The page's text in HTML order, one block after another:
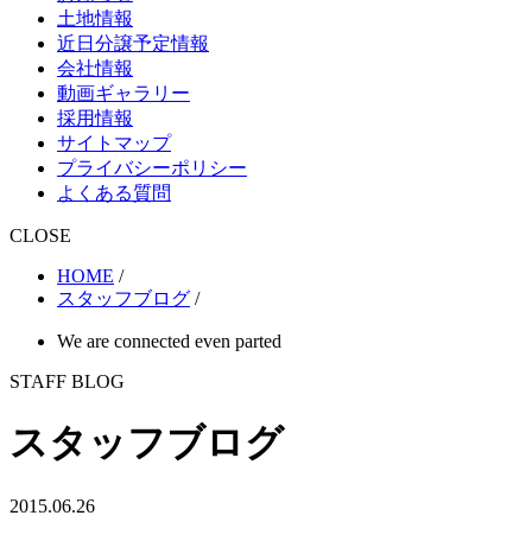
土地情報
近日分譲予定情報
会社情報
動画ギャラリー
採用情報
サイトマップ
プライバシーポリシー
よくある質問
CLOSE
HOME /
スタッフブログ /
We are connected even parted
STAFF BLOG
スタッフブログ
2015.06.26